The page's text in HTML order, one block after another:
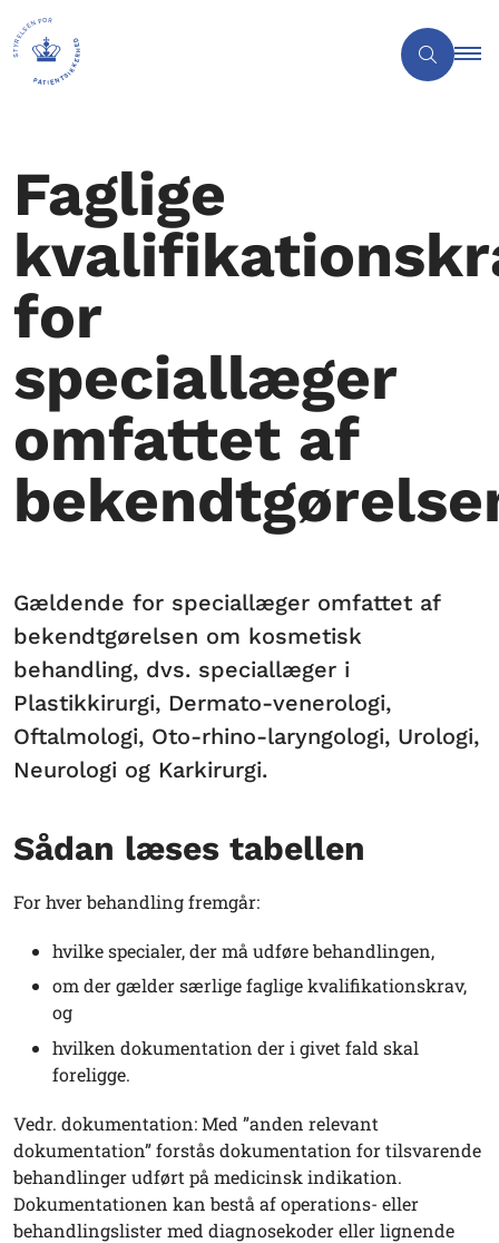
Faglige
for
speciallæger
omfattet af
Gældende for speciallæger omfattet af
bekendtgørelsen om kosmetisk
behandling, dvs. speciallæger i
Plastikkirurgi, Dermato-venerologi,
Oftalmologi, Oto-rhino-laryngologi, Urologi,
Neurologi og Karkirurgi.
Sådan læses tabellen
For hver behandling fremgår:
hvilke specialer, der må udføre behandlingen,
om der gælder særlige faglige kvalifikationskrav,
og
hvilken dokumentation der i givet fald skal
foreligge.
Vedr. dokumentation: Med ”anden relevant
dokumentation” forstås dokumentation for tilsvarende
behandlinger udført på medicinsk indikation.
Dokumentationen kan bestå af operations- eller
behandlingslister med diagnosekoder eller lignende